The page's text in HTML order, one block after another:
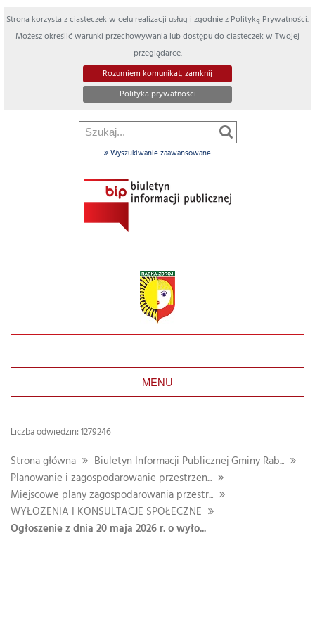
Strona korzysta z ciasteczek w celu realizacji usług i zgodnie z Polityką Prywatności.
Możesz określić warunki przechowywania lub dostępu do ciasteczek w Twojej
przeglądarce.
Rozumiem komunikat, zamknij
Polityka prywatności
Wyszukiwanie zaawansowane
MENU
Liczba odwiedzin: 1279246
Strona główna
Biuletyn Informacji Publicznej Gminy Rab...
Planowanie i zagospodarowanie przestrzen...
Miejscowe plany zagospodarowania przestr...
WYŁOŻENIA I KONSULTACJE SPOŁECZNE
Ogłoszenie z dnia 20 maja 2026 r. o wyło...